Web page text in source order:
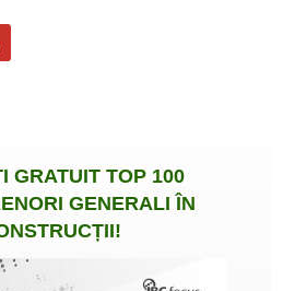
GRATUIT TOP 100
GENERALI ÎN
!